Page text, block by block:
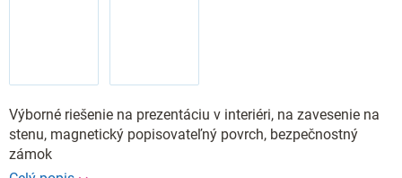
Výborné riešenie na prezentáciu v interiéri, na zavesenie na
stenu, magnetický popisovateľný povrch, bezpečnostný
zámok